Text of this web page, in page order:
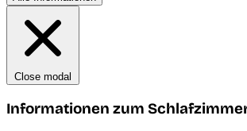
Close modal
Informationen zum